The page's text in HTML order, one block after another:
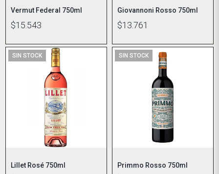
Vermut Federal 750ml
$15.543
Giovannoni Rosso 750ml
$13.761
SIN STOCK
Lillet Rosé 750ml
SIN STOCK
Primmo Rosso 750ml